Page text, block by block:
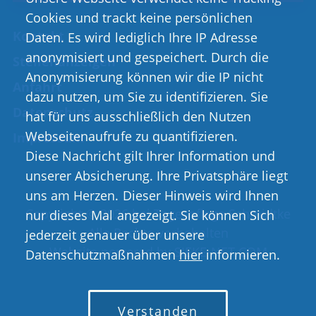
Kontakt
Stellenanzeigen
Anfahrt
Datenschutz
Impressum
Copyright © 2026 bei Tagespflege Schmidtke
Alle Rechte vorbehalten
Website powered by SIEKE-NET.COM
Cookies und trackt keine persönlichen
Daten. Es wird lediglich Ihre IP Adresse
anonymisiert und gespeichert. Durch die
Anonymisierung können wir die IP nicht
dazu nutzen, um Sie zu identifizieren. Sie
hat für uns ausschließlich den Nutzen
Webseitenaufrufe zu quantifizieren.
Diese Nachricht gilt Ihrer Information und
unserer Absicherung. Ihre Privatsphäre liegt
uns am Herzen. Dieser Hinweis wird Ihnen
nur dieses Mal angezeigt. Sie können Sich
jederzeit genauer über unsere
Datenschutzmaßnahmen hierinformieren.
Verstanden